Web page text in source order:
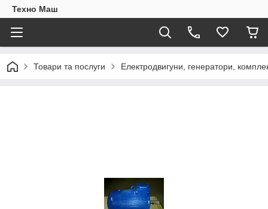
Техно Маш
Товари та послуги Електродвигуни, генератори,